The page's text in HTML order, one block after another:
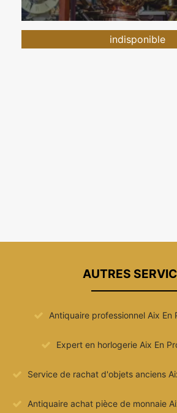
indisponible
AUTRES
Antiquaire professionnel Aix En
Expert en horlogerie Aix En
Service de rachat d'objets anciens
Antiquaire achat pièce de monnaie